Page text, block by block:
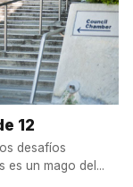
12
desafíos
es un mago del...